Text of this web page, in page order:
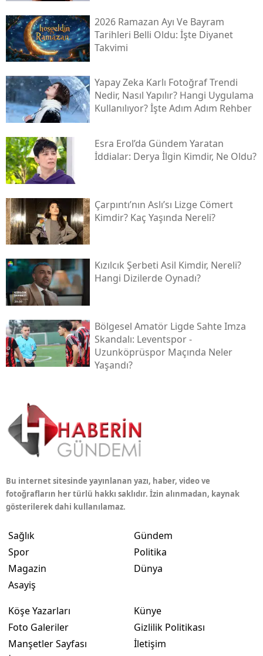
2026 Ramazan Ayı Ve Bayram
Tarihleri Belli Oldu: İşte Diyanet
Takvimi
Yapay Zeka Karlı Fotoğraf Trendi
Nedir, Nasıl Yapılır? Hangi Uygulama
Kullanılıyor? İşte Adım Adım Rehber
Esra Erol’da Gündem Yaratan
İddialar: Derya İlgin Kimdir, Ne Oldu?
Çarpıntı’nın Aslı’sı Lizge Cömert
Kimdir? Kaç Yaşında Nereli?
Kızılcık Şerbeti Asil Kimdir, Nereli?
Hangi Dizilerde Oynadı?
Bölgesel Amatör Ligde Sahte Imza
Skandalı: Leventspor -
Uzunköprüspor Maçında Neler
Yaşandı?
Bu internet sitesinde yayınlanan yazı, haber, video ve
fotoğrafların her türlü hakkı saklıdır. İzin alınmadan, kaynak
gösterilerek dahi kullanılamaz.
Sağlık
Spor
Magazin
Asayiş
Gündem
Politika
Dünya
Köşe Yazarları
Foto Galeriler
Manşetler Sayfası
Künye
Gizlilik Politikası
İletişim